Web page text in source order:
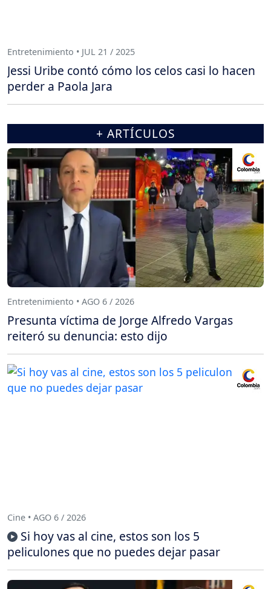
Entretenimiento • JUL 21 / 2025
Jessi Uribe contó cómo los celos casi lo hacen
perder a Paola Jara
+ ARTÍCULOS
Entretenimiento • AGO 6 / 2026
Presunta víctima de Jorge Alfredo Vargas
reiteró su denuncia: esto dijo
Cine • AGO 6 / 2026
Si hoy vas al cine, estos son los 5
peliculones que no puedes dejar pasar